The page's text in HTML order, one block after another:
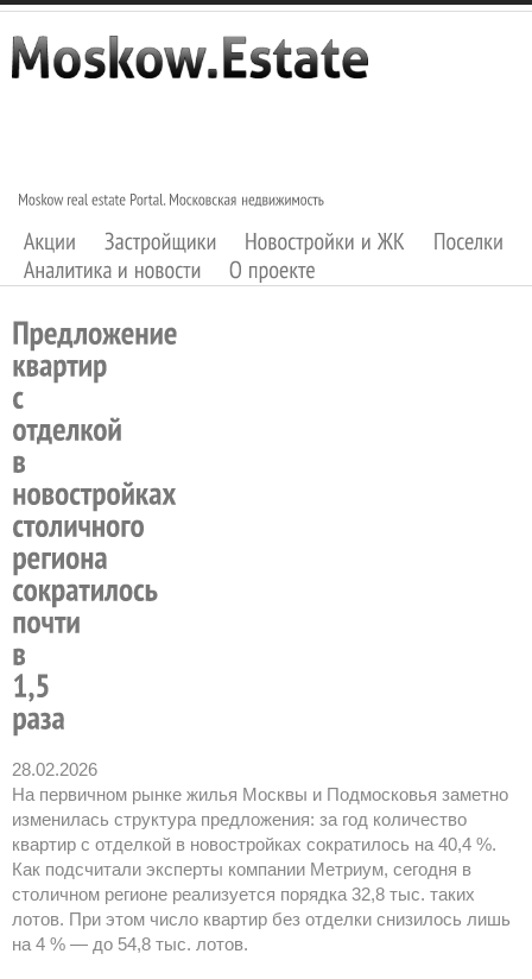
28.02.2026
На первичном рынке жилья Москвы и Подмосковья заметно
изменилась структура предложения: за год количество
квартир с отделкой в новостройках сократилось на 40,4 %.
Как подсчитали эксперты компании Метриум, сегодня в
столичном регионе реализуется порядка 32,8 тыс. таких
лотов. При этом число квартир без отделки снизилось лишь
на 4 % — до 54,8 тыс. лотов.